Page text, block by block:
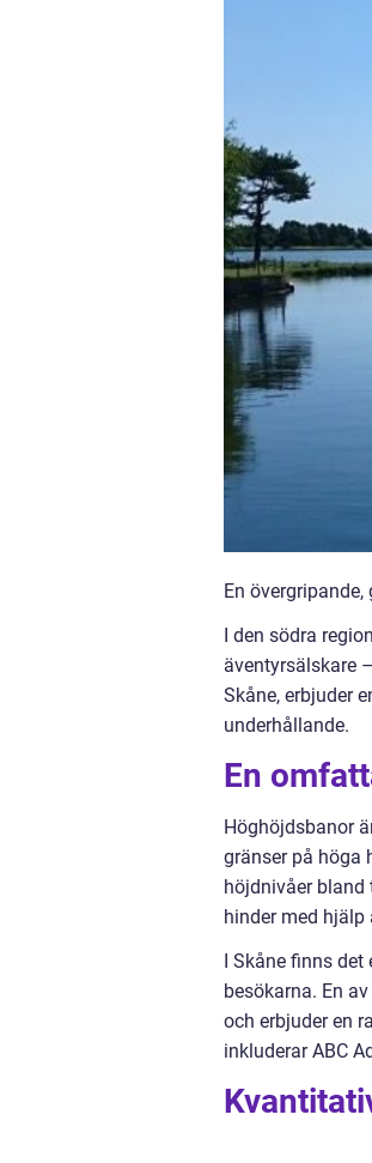
En
I den södra
äventyrsälskare
Skåne, erbjuder
underhållande.
En
Höghöjdsbanor
gränser på höga
höjdnivåer bland
hinder med
I Skåne finns
besökarna. En
och erbjuder en
inkluderar ABC